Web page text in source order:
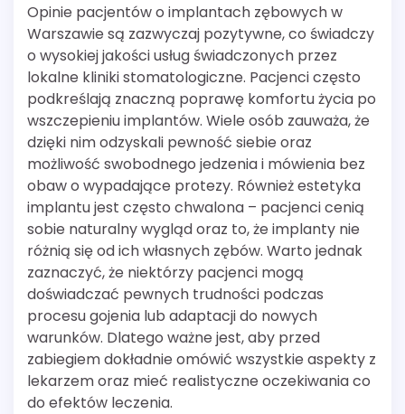
Opinie pacjentów o implantach zębowych w
Warszawie są zazwyczaj pozytywne, co świadczy
o wysokiej jakości usług świadczonych przez
lokalne kliniki stomatologiczne. Pacjenci często
podkreślają znaczną poprawę komfortu życia po
wszczepieniu implantów. Wiele osób zauważa, że
dzięki nim odzyskali pewność siebie oraz
możliwość swobodnego jedzenia i mówienia bez
obaw o wypadające protezy. Również estetyka
implantu jest często chwalona – pacjenci cenią
sobie naturalny wygląd oraz to, że implanty nie
różnią się od ich własnych zębów. Warto jednak
zaznaczyć, że niektórzy pacjenci mogą
doświadczać pewnych trudności podczas
procesu gojenia lub adaptacji do nowych
warunków. Dlatego ważne jest, aby przed
zabiegiem dokładnie omówić wszystkie aspekty z
lekarzem oraz mieć realistyczne oczekiwania co
do efektów leczenia.